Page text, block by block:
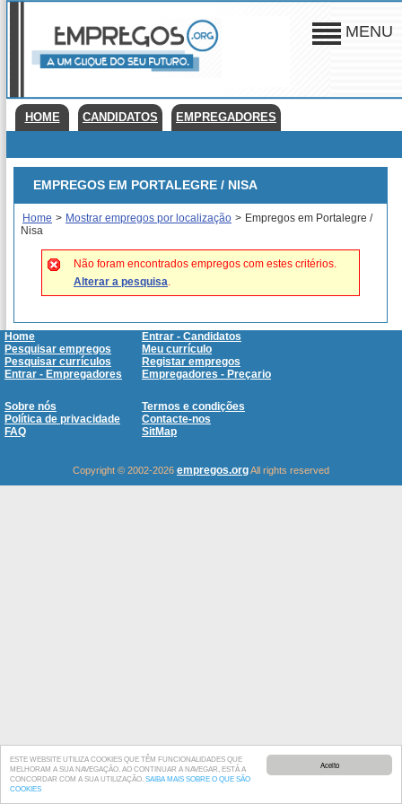
Aceito
ESTE WEBSITE UTILIZA COOKIES QUE TÊM FUNCIONALIDADES QUE
MELHORAM A SUA NAVEGAÇÃO. AO CONTINUAR A NAVEGAR, ESTÁ A
CONCORDAR COM A SUA UTILIZAÇÃO. SAIBA MAIS SOBRE O QUE SÃO
COOKIES
MENU
HOME CANDIDATOS EMPREGADORES
EMPREGOS EM PORTALEGRE / NISA
Home > Mostrar empregos por localização > Empregos em Portalegre /
Nisa
Não foram encontrados empregos com estes critérios.
Alterar a pesquisa.
Home
Entrar - Candidatos
Pesquisar empregos
Meu currículo
Pesquisar currículos
Registar empregos
Entrar - Empregadores
Empregadores - Preçario
Sobre nós
Termos e condições
Política de privacidade
Contacte-nos
FAQ
SitMap
Copyright © 2002-2026 empregos.orgAll rights reserved